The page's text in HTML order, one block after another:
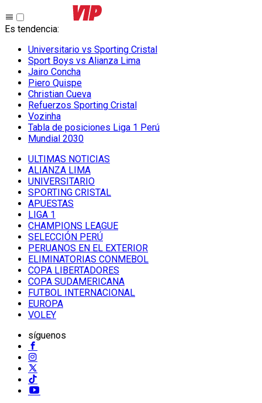
Es tendencia:
Universitario vs Sporting Cristal
Sport Boys vs Alianza Lima
Jairo Concha
Piero Quispe
Christian Cueva
Refuerzos Sporting Cristal
Vozinha
Tabla de posiciones Liga 1 Perú
Mundial 2030
ULTIMAS NOTICIAS
ALIANZA LIMA
UNIVERSITARIO
SPORTING CRISTAL
APUESTAS
LIGA 1
CHAMPIONS LEAGUE
SELECCIÓN PERÚ
PERUANOS EN EL EXTERIOR
ELIMINATORIAS CONMEBOL
COPA LIBERTADORES
COPA SUDAMERICANA
FUTBOL INTERNACIONAL
EUROPA
VOLEY
síguenos